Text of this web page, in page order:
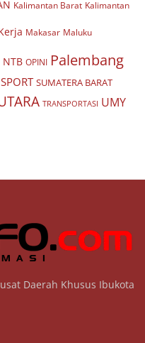
Kalimantan Barat Kalimantan
Makasar Maluku
NTB OPINI Palembang
SPORT SUMATERA BARAT
TRANSPORTASI UMY
Daerah Khusus Ibukota